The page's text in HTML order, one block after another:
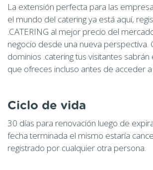
La extensión perfecta para las
el mundo del catering ya está aquí,
.CATERING al mejor precio del
negocio desde una nueva perspectiva.
dominios .catering tus visitantes
que ofreces incluso antes de acceder a
Ciclo de vida
30 días para renovación luego de
fecha terminada el mismo estaría
registrado por cualquier otra persona.